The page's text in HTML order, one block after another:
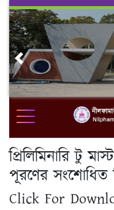
Skip
content
Previous
প্রিলিমিনারি টু
পূরণের সংশোধিত
Click For